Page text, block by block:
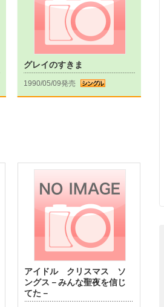
グレイのすきま
1990/05/09発売
アイドル クリスマス ソ
ングス－みんな聖夜を信じ
てた－